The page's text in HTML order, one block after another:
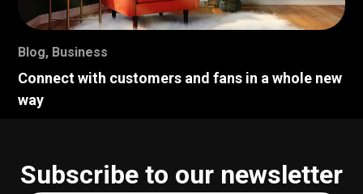
Blog, Business
Connect with customers and fans in a whole new
way
Subscribe to our newsletter